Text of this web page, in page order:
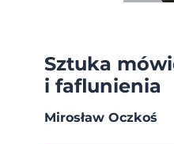
Sztuka
i faflunienia
Mirosław Oczkoś